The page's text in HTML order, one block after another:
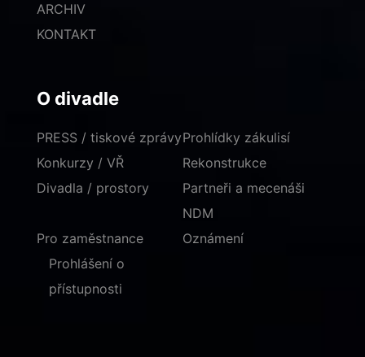
ARCHIV
KONTAKT
O divadle
PRESS / tiskové zprávy
Konkurzy / VŘ
Divadla / prostory
Prohlídky zákulisí
Rekonstrukce
Partneři a mecenáši
NDM
Pro zaměstnance
Oznámení
Prohlášení o
přístupnosti